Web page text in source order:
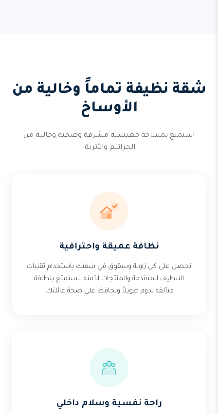
شقة نظيفة تماماً وخالية من
الأوساخ
استمتع بمساحة معيشية مشرقة وصحية وخالية من
الجراثيم والأتربة.
نظافة عميقة واحترافية
نحصل على كل زاوية وشقوق في شقتك باستخدام تقنيات
التنظيف المتقدمة والمنتجات الآمنة. تستمتع بنظافة
متألقة تدوم طويلاً وتحافظ على صحة عائلتك.
راحة نفسية وسلام داخلي